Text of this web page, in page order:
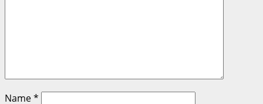
Name*